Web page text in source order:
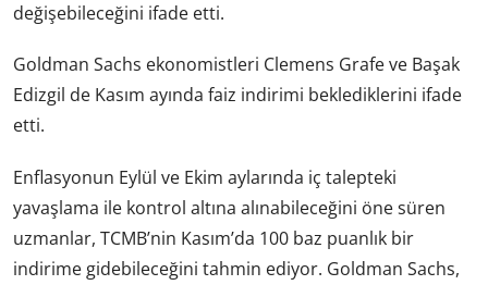
değişebileceğini ifade etti.
Goldman Sachs ekonomistleri Clemens Grafe ve Başak
Edizgil de Kasım ayında faiz indirimi beklediklerini ifade
etti.
Enflasyonun Eylül ve Ekim aylarında iç talepteki
yavaşlama ile kontrol altına alınabileceğini öne süren
uzmanlar, TCMB’nin Kasım’da 100 baz puanlık bir
indirime gidebileceğini tahmin ediyor. Goldman Sachs,